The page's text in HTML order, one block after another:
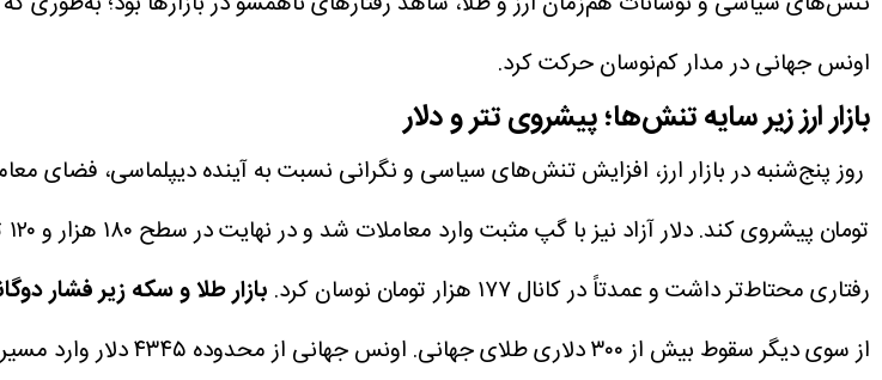
اونس جهانی در مدار کم‌نوسان حرکت کرد.
بازار ارز زیر سایه تنش‌ها؛ پیشروی تتر و دلار
رفتاری محتاط‌تر داشت و عمدتاً در کانال ۱۷۷ هزار تومان نوسان کرد.
بازار طلا و سکه زیر فشار